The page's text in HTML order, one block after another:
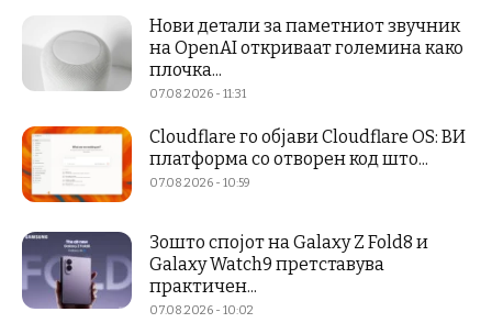
Нови детали за паметниот звучник
на OpenAI откриваат големина како
плочка...
07.08.2026 - 11:31
Cloudflare го објави Cloudflare OS: ВИ
платформа со отворен код што...
07.08.2026 - 10:59
Зошто спојот на Galaxy Z Fold8 и
Galaxy Watch9 претставува
практичен...
07.08.2026 - 10:02